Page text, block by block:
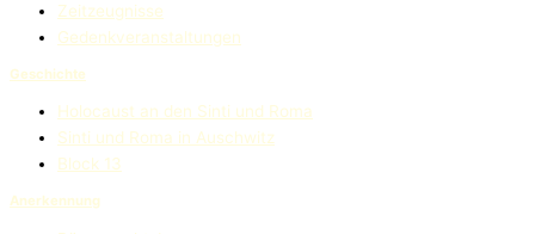
Zeitzeugnisse
Gedenkveranstaltungen
Geschichte
Holocaust an den Sinti und Roma
Sinti und Roma in Auschwitz
Block 13
Anerkennung